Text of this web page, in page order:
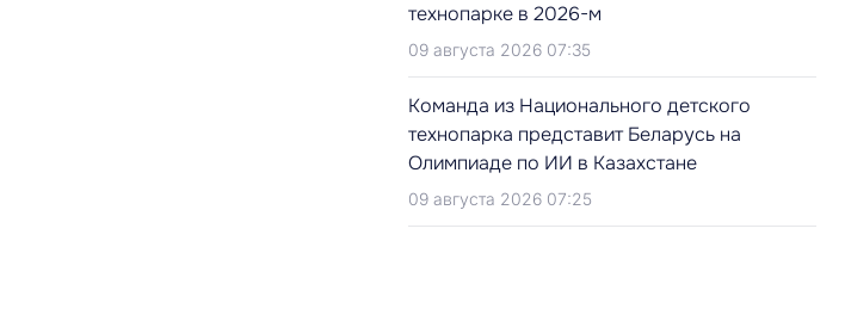
технопарке в 2026-м
09 августа 2026 07:35
Команда из Национального детского
технопарка представит Беларусь на
Олимпиаде по ИИ в Казахстане
09 августа 2026 07:25